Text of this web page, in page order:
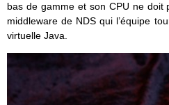
bas de gamme et son CPU ne doit
middleware de NDS qui l’équipe
virtuelle Java.